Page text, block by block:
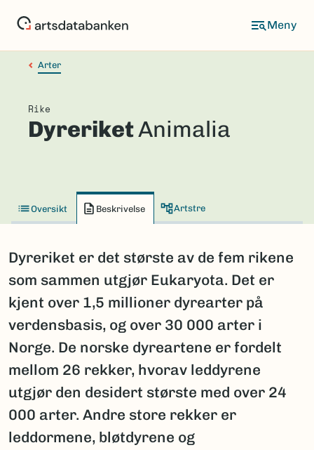
Arter
Rike
DyreriketAnimalia
Oversikt Beskrivelse Artstre
Dyreriket er det største av de fem rikene
som sammen utgjør Eukaryota. Det er
kjent over 1,5 millioner dyrearter på
verdensbasis, og over 30 000 arter i
Norge. De norske dyreartene er fordelt
mellom 26 rekker, hvorav leddyrene
utgjør den desidert største med over 24
000 arter. Andre store rekker er
leddormene, bløtdyrene og